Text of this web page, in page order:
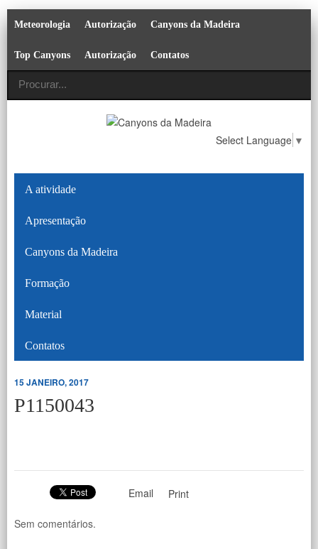
Meteorologia Autorização Canyons da Madeira
Top Canyons Autorização Contatos
Select Language ▼
A atividade
Apresentação
Canyons da Madeira
Formação
Material
Contatos
15 JANEIRO, 2017
P1150043
Email Print
Sem comentários.